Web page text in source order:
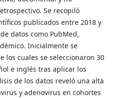
Se recopiló
publicados entre 2018 y
datos como PubMed,
Inicialmente se
los cuales se seleccionaron 30
e inglés tras aplicar los
de los datos reveló una alta
y adenovirus en cohortes